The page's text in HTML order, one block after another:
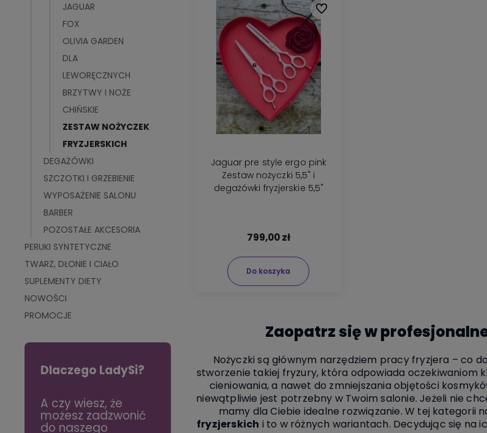
JAGUAR
FOX
OLIVIA GARDEN
DLA
LEWORĘCZNYCH
BRZYTWY I NOŻE
CHIŃSKIE
ZESTAW NOŻYCZEK
FRYZJERSKICH
DEGAŻÓWKI
SZCZOTKI I GRZEBIENIE
WYPOSAŻENIE SALONU
BARBER
POZOSTAŁE AKCESORIA
PERUKI SYNTETYCZNE
TWARZ, DŁONIE I CIAŁO
SUPLEMENTY DIETY
NOWOŚCI
PROMOCJE
Dlaczego LadySi?
A czy wiesz, że
możesz zadzwonić
do naszego
Szybka rada:
Peeling do skóry
głowy to podstawa
Dzięki naszemu
doświadczeniu w
pielęgnacji i
A czy wiesz, że
możesz
do naszego
Jaguar pre style ergo pink
Zestaw nożyczki 5,5" i
degażówki fryzjerskie 5,5"
799,00 zł
Do koszyka
Do ulubionych
Zaopatrz się w
Nożyczki są głównym narzędziem pracy fryzjera – co
stworzenie takiej fryzury, która odpowiada oczekiwaniom
cieniowania, a nawet do zmniejszania objętości
niewątpliwie jest potrzebny w Twoim salonie. Jeżeli nie
mamy dla Ciebie idealne rozwiązanie. W tej kategorii
fryzjerskich i to w różnych wariantach. Decydując się na